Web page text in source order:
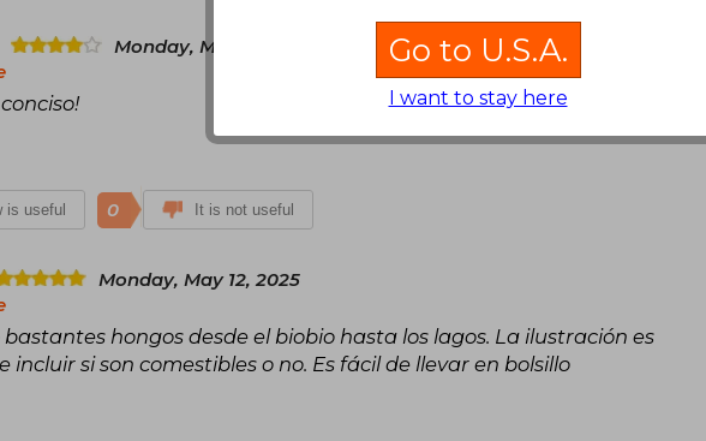
Monday, March 10, 2025
is useful 0 It is not useful
Monday, May 12, 2025
hongos desde el biobio hasta los lagos. La ilustración es
incluir si son comestibles o no. Es fácil de llevar en bolsillo
Go to U.S.A.
I want to stay here